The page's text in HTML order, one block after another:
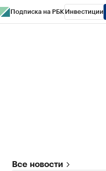
Подписка на РБК Инвестиции
Все новости